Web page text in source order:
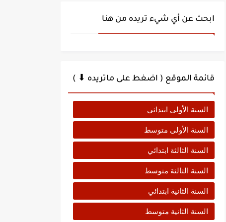
ابحث عن أي شيء تريده من هنا
قائمة الموقع ( اضغط على ماتريده ⬇ )
السنة الأولى ابتدائي
السنة الأولى متوسط
السنة الثالثة ابتدائي
السنة الثالثة متوسط
السنة الثانية ابتدائي
السنة الثانية متوسط